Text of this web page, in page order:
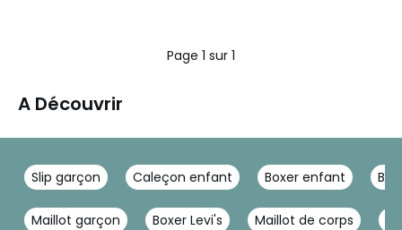
Page 1 sur 1
A Découvrir
Slip garçon Caleçon enfant Boxer enfant
Maillot garçon Boxer Levi's Maillot de corps